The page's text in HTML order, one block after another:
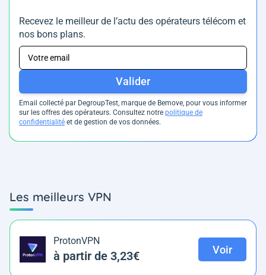
Recevez le meilleur de l’actu des opérateurs télécom et
nos bons plans.
Valider
Email collecté par DegroupTest, marque de Bemove, pour vous informer
sur les offres des opérateurs. Consultez notre politique de
confidentialité et de gestion de vos données.
Les meilleurs VPN
ProtonVPN
à partir de 3,23€ Voir